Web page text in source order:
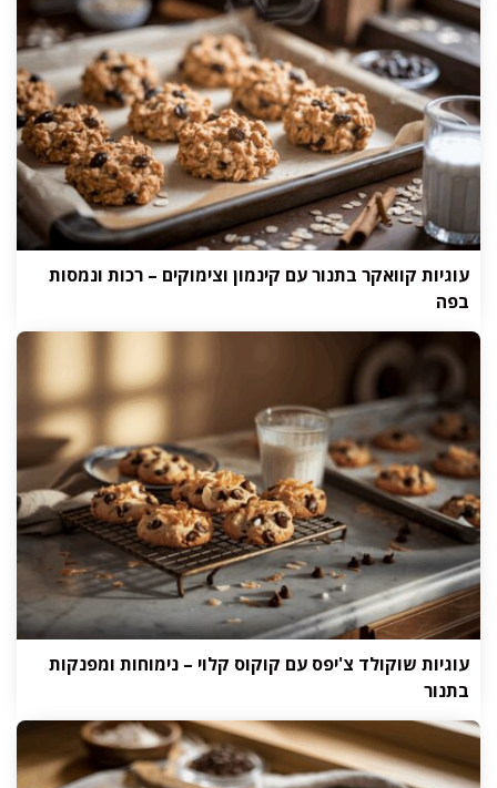
עוגיות קוואקר בתנור עם קינמון וצימוקים – רכות ונמסות
בפה
עוגיות שוקולד צ'יפס עם קוקוס קלוי – נימוחות ומפנקות
בתנור